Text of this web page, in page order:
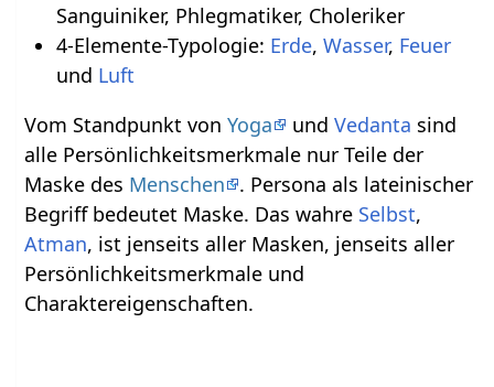
Sanguiniker, Phlegmatiker, Choleriker
4-Elemente-Typologie: Erde, Wasser, Feuer
und Luft
Vom Standpunkt vonYoga undVedanta sind
alle Persönlichkeitsmerkmale nur Teile der
Maske des Menschen
. Persona als lateinischer
Begriff bedeutet Maske. Das wahre Selbst,
Atman, ist jenseits aller Masken, jenseits aller
Persönlichkeitsmerkmale und
Charaktereigenschaften.